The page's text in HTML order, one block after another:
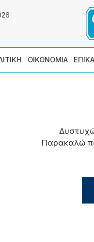
ΟΙΚΟΝΟΜΙΑ
Παρακαλώ